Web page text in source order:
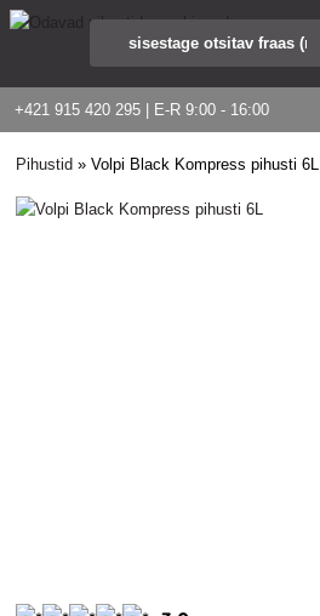
+421 915 420 295 | E-R 9:00 - 16:00
Pihustid »Volpi Black Kompress pihusti 6L